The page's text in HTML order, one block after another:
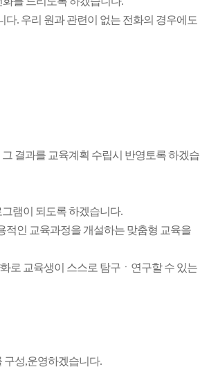
. 우리 원과 관련이 없는 전화의 경우에도
결과를 교육계획 수립시 반영토록 하겠습
램이 되도록 하겠습니다.
적인 교육과정을 개설하는 맞춤형 교육을
로 교육생이 스스로 탐구ㆍ연구할 수 있는
구성,운영하겠습니다.